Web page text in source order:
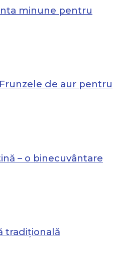
minune pentru
de aur pentru
– o binecuvântare
tradițională